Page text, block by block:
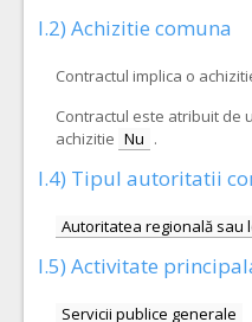
I.2) Achizitie comuna
Contractul implica o
Contractul este atribuit de
achizitie Nu .
I.4) Tipul autoritatii
Autoritatea regională sau
I.5) Activitate
Servicii publice generale